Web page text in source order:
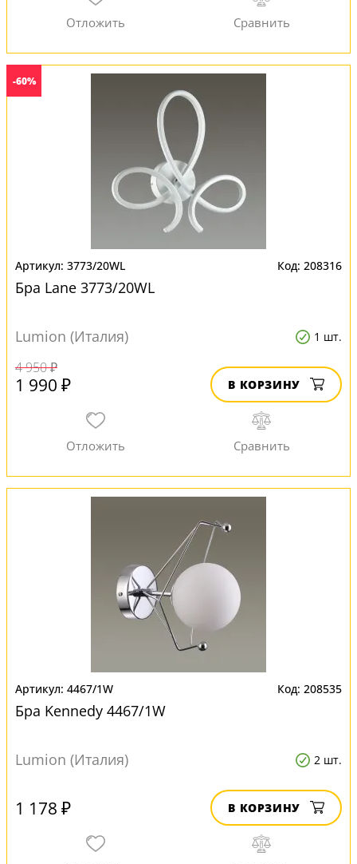
-60%
3773/20WL 208316
Бра Lane 3773/20WL
Lumion (Италия) 1 шт.
4 950 ₽
1 990 ₽ В КОРЗИНУ
4467/1W 208535
Бра Kennedy 4467/1W
Lumion (Италия) 2 шт.
1 178 ₽ В КОРЗИНУ